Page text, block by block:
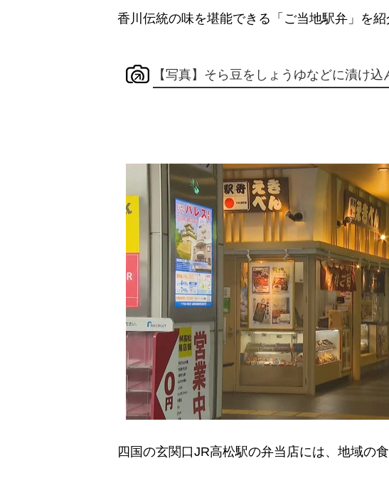
香川伝統の味を堪能できる「ご当地駅弁」を紹
【写真】そら豆をしょうゆなどに漬け
四国の玄関口JR高松駅の弁当店には、地域の